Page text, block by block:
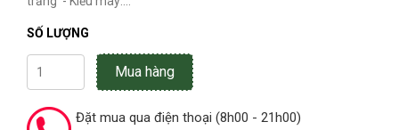
SỐ LƯỢNG
Mua hàng
Đặt mua qua điện thoại (8h00 - 21h00)